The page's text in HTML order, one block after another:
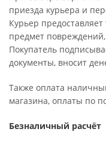
приезда курьера и
Курьер
предмет
Покупатель
документы, вносит
Также оплата
магазина, оплаты по
Безналичный расчёт